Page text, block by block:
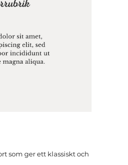
som ger ett klassiskt och